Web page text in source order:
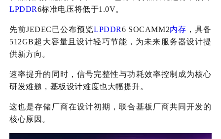
LPDDR6标准电压将低于1.0V。
先前JEDEC已公布预览LPDDR6 SOCAMM2内存 ，具备
512GB超大容量且设计轻巧节能，为未来服务器设计提
供新方向。
速率提升的同时，信号完整性与功耗效率控制成为核心
研发难题，基板设计难度也大幅提升。
这也是存储厂商在设计初期，联合基板厂商共同开发的
核心原因。